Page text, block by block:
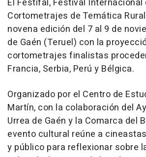
Cortometrajes de Temática
novena edición del 7 al 9 de
de Gaén (Teruel) con la
cortometrajes finalistas
Francia, Serbia, Perú y Bélgica.
Organizado por el Centro de
Martín, con la colaboración del
Urrea de Gaén y la Comarca del
evento cultural reúne a
y público para reflexionar sobre